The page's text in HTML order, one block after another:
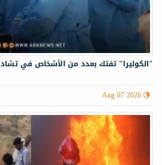
"الكوليرا" تفتك بعدد من الأشخاص في تشاد
Aug 07 2026